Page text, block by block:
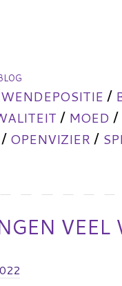
/
/ MOED /
/ OPENVIZIER /